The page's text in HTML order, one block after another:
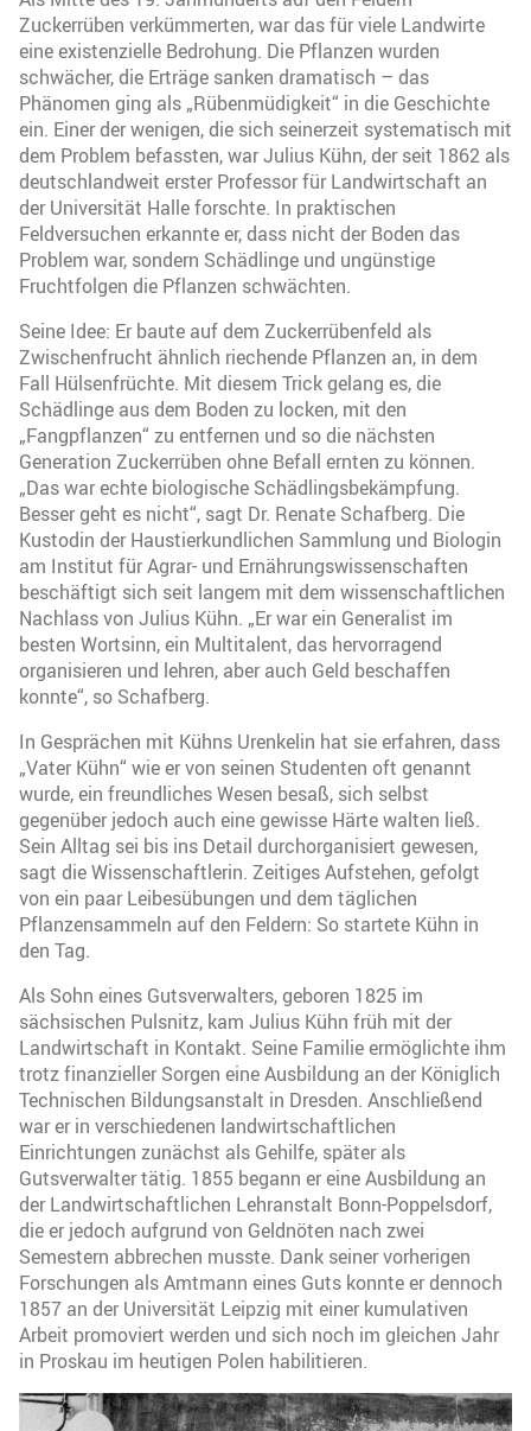
Zuckerrüben verkümmerten, war das für viele Landwirte
eine existenzielle Bedrohung. Die Pflanzen wurden
schwächer, die Erträge sanken dramatisch – das
Phänomen ging als „Rübenmüdigkeit“ in die Geschichte
ein. Einer der wenigen, die sich seinerzeit systematisch mit
dem Problem befassten, war Julius Kühn, der seit 1862 als
deutschlandweit erster Professor für Landwirtschaft an
der Universität Halle forschte. In praktischen
Feldversuchen erkannte er, dass nicht der Boden das
Problem war, sondern Schädlinge und ungünstige
Fruchtfolgen die Pflanzen schwächten.
Seine Idee: Er baute auf dem Zuckerrübenfeld als
Zwischenfrucht ähnlich riechende Pflanzen an, in dem
Fall Hülsenfrüchte. Mit diesem Trick gelang es, die
Schädlinge aus dem Boden zu locken, mit den
„Fangpflanzen“ zu entfernen und so die nächsten
Generation Zuckerrüben ohne Befall ernten zu können.
„Das war echte biologische Schädlingsbekämpfung.
Besser geht es nicht“, sagt Dr. Renate Schafberg. Die
Kustodin der Haustierkundlichen Sammlung und Biologin
am Institut für Agrar- und Ernährungswissenschaften
beschäftigt sich seit langem mit dem wissenschaftlichen
Nachlass von Julius Kühn. „Er war ein Generalist im
besten Wortsinn, ein Multitalent, das hervorragend
organisieren und lehren, aber auch Geld beschaffen
konnte“, so Schafberg.
In Gesprächen mit Kühns Urenkelin hat sie erfahren, dass
„Vater Kühn“ wie er von seinen Studenten oft genannt
wurde, ein freundliches Wesen besaß, sich selbst
gegenüber jedoch auch eine gewisse Härte walten ließ.
Sein Alltag sei bis ins Detail durchorganisiert gewesen,
sagt die Wissenschaftlerin. Zeitiges Aufstehen, gefolgt
von ein paar Leibesübungen und dem täglichen
Pflanzensammeln auf den Feldern: So startete Kühn in
den Tag.
Als Sohn eines Gutsverwalters, geboren 1825 im
sächsischen Pulsnitz, kam Julius Kühn früh mit der
Landwirtschaft in Kontakt. Seine Familie ermöglichte ihm
trotz finanzieller Sorgen eine Ausbildung an der Königlich
Technischen Bildungsanstalt in Dresden. Anschließend
war er in verschiedenen landwirtschaftlichen
Einrichtungen zunächst als Gehilfe, später als
Gutsverwalter tätig. 1855 begann er eine Ausbildung an
der Landwirtschaftlichen Lehranstalt Bonn-Poppelsdorf,
die er jedoch aufgrund von Geldnöten nach zwei
Semestern abbrechen musste. Dank seiner vorherigen
Forschungen als Amtmann eines Guts konnte er dennoch
1857 an der Universität Leipzig mit einer kumulativen
Arbeit promoviert werden und sich noch im gleichen Jahr
in Proskau im heutigen Polen habilitieren.